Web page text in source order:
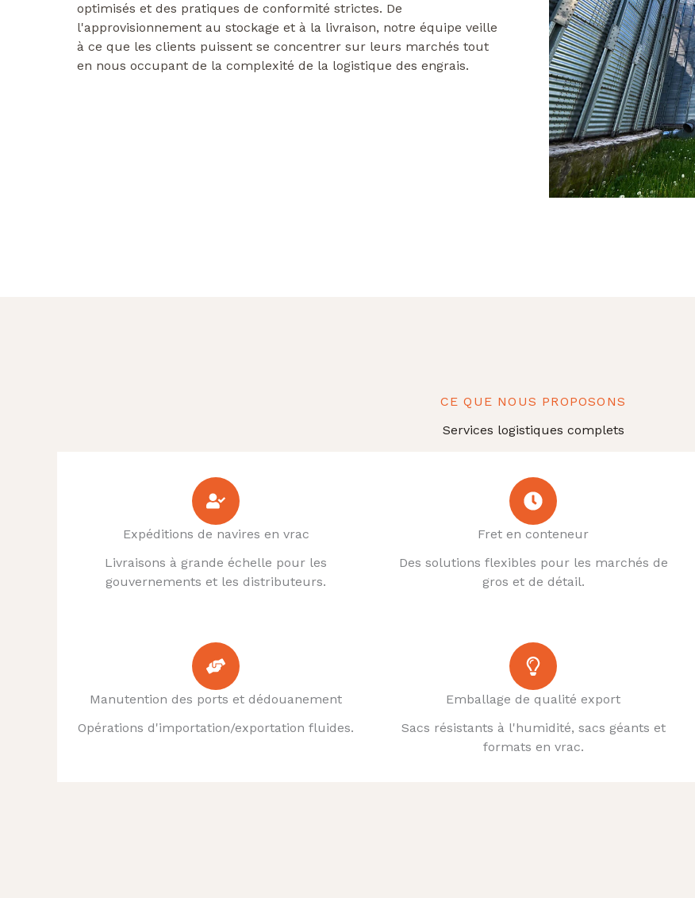
optimisés et des pratiques de conformité strictes. De
l'approvisionnement au stockage et à la livraison, notre équipe veille
à ce que les clients puissent se concentrer sur leurs marchés tout
en nous occupant de la complexité de la logistique des engrais.
CE QUE NOUS PROPOSONS
Services logistiques complets
Expéditions de navires en vrac
Livraisons à grande échelle pour les
gouvernements et les distributeurs.
Fret en conteneur
Des solutions flexibles pour les marchés de
gros et de détail.
Manutention des ports et dédouanement
Opérations d'importation/exportation fluides.
Emballage de qualité export
Sacs résistants à l'humidité, sacs géants et
formats en vrac.